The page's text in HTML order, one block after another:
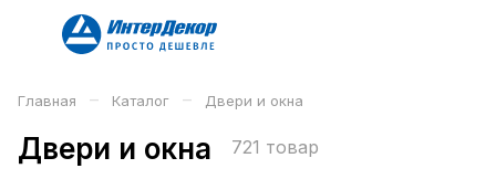
Главная – Каталог – Двери и окна
Двери и окна 721 товар